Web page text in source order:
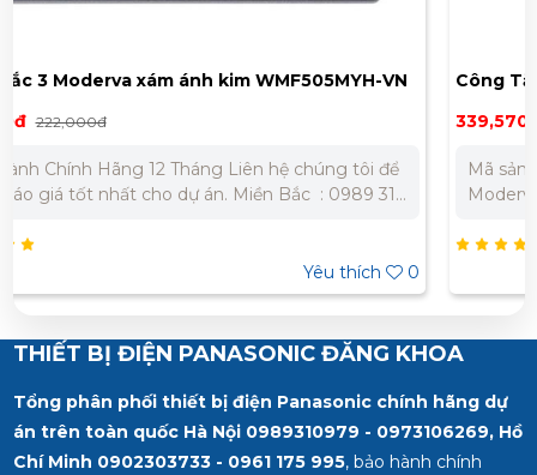
Công Tắc đôi E đa chiều Panasonic Moderva
WMF596MYZ-VN
339,570đ
Mã sản phẩm: WMF596MYZ-VN Dòng sản phẩm:
Moderva Thương hiệu: Panasonic Màu sắc: Vàng ánh
chuẩn: IEC 60669-1 Bảo Hành Chính Hãng 12 Tháng
Liên hệ chúng tôi để nhận báo giá tốt nhất cho dự án.
Miền Bắc : 0989 310 979 – 0973 106 269 Miền Nam:
Yêu thích
THIẾT BỊ ĐIỆN PANASONIC ĐĂNG KHOA
Tổng phân phối thiết bị điện Panasonic chính hãng dự
án trên toàn quốc Hà Nội 0989310979 - 0973106269, Hồ
Chí Minh 0902303733 - 0961 175 995, bảo hành chính